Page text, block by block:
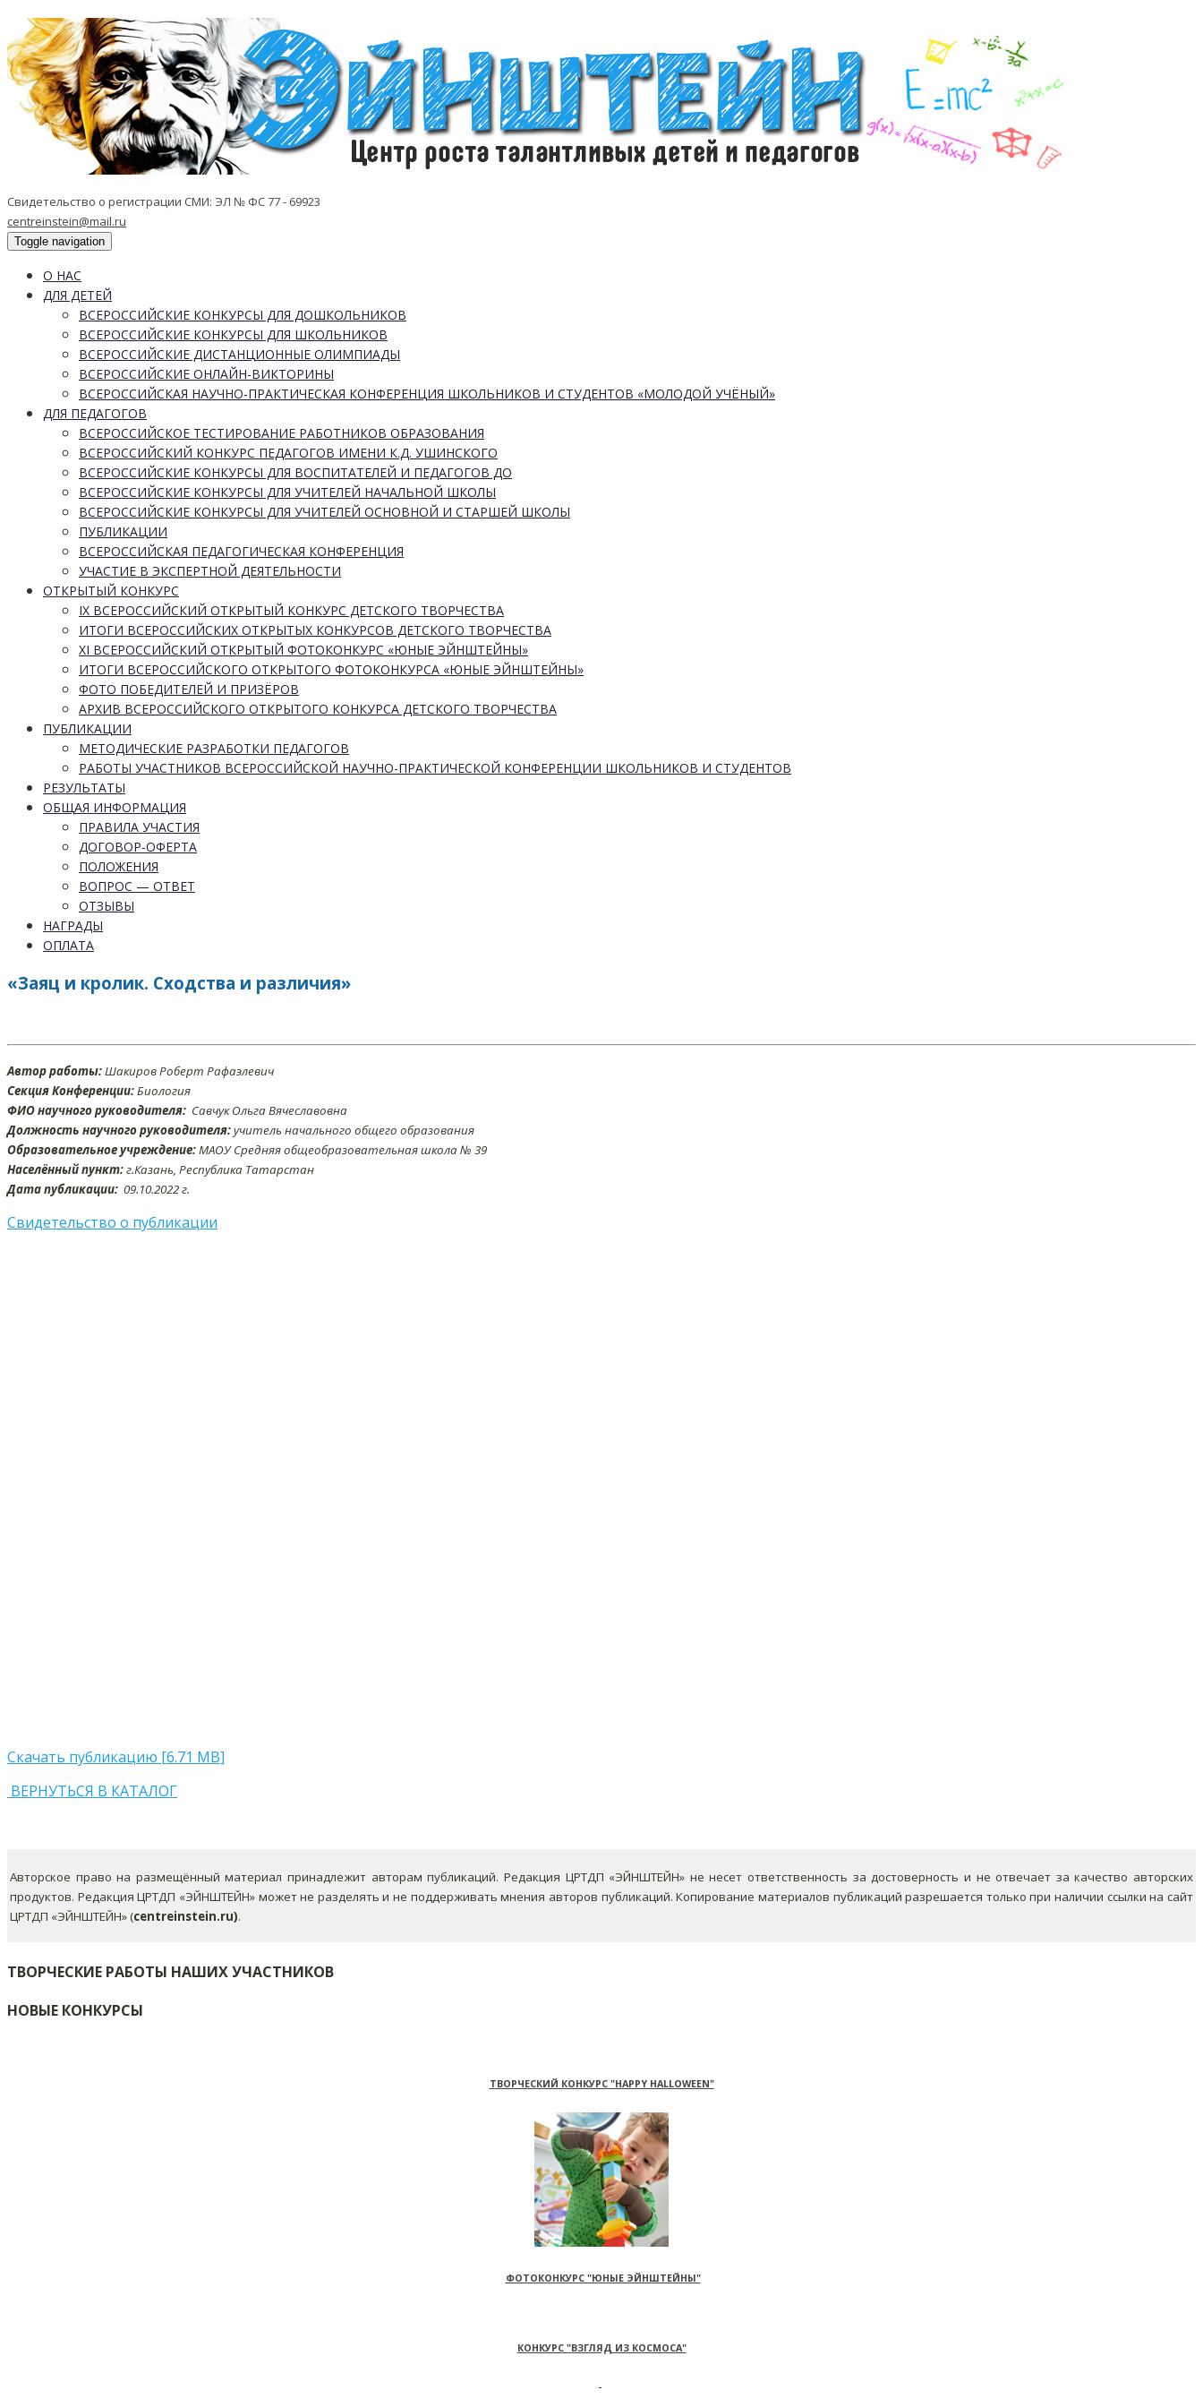
Свидетельство о регистрации СМИ: ЭЛ № ФС 77 - 69923
centreinstein@mail.ru
Toggle navigation
О НАС
ДЛЯ ДЕТЕЙ
ВСЕРОССИЙСКИЕ КОНКУРСЫ ДЛЯ ДОШКОЛЬНИКОВ
ВСЕРОССИЙСКИЕ КОНКУРСЫ ДЛЯ ШКОЛЬНИКОВ
ВСЕРОССИЙСКИЕ ДИСТАНЦИОННЫЕ ОЛИМПИАДЫ
ВСЕРОССИЙСКИЕ ОНЛАЙН-ВИКТОРИНЫ
ВСЕРОССИЙСКАЯ НАУЧНО-ПРАКТИЧЕСКАЯ КОНФЕРЕНЦИЯ ШКОЛЬНИКОВ И СТУДЕНТОВ «МОЛОДОЙ УЧЁНЫЙ»
ДЛЯ ПЕДАГОГОВ
ВСЕРОССИЙСКОЕ ТЕСТИРОВАНИЕ РАБОТНИКОВ ОБРАЗОВАНИЯ
ВСЕРОССИЙСКИЙ КОНКУРС ПЕДАГОГОВ ИМЕНИ К.Д. УШИНСКОГО
ВСЕРОССИЙСКИЕ КОНКУРСЫ ДЛЯ ВОСПИТАТЕЛЕЙ И ПЕДАГОГОВ ДО
ВСЕРОССИЙСКИЕ КОНКУРСЫ ДЛЯ УЧИТЕЛЕЙ НАЧАЛЬНОЙ ШКОЛЫ
ВСЕРОССИЙСКИЕ КОНКУРСЫ ДЛЯ УЧИТЕЛЕЙ ОСНОВНОЙ И СТАРШЕЙ ШКОЛЫ
ПУБЛИКАЦИИ
ВСЕРОССИЙСКАЯ ПЕДАГОГИЧЕСКАЯ КОНФЕРЕНЦИЯ
УЧАСТИЕ В ЭКСПЕРТНОЙ ДЕЯТЕЛЬНОСТИ
ОТКРЫТЫЙ КОНКУРС
IX ВСЕРОССИЙСКИЙ ОТКРЫТЫЙ КОНКУРС ДЕТСКОГО ТВОРЧЕСТВА
ИТОГИ ВСЕРОССИЙСКИХ ОТКРЫТЫХ КОНКУРСОВ ДЕТСКОГО ТВОРЧЕСТВА
XI ВСЕРОССИЙСКИЙ ОТКРЫТЫЙ ФОТОКОНКУРС «ЮНЫЕ ЭЙНШТЕЙНЫ»
ИТОГИ ВСЕРОССИЙСКОГО ОТКРЫТОГО ФОТОКОНКУРСА «ЮНЫЕ ЭЙНШТЕЙНЫ»
ФОТО ПОБЕДИТЕЛЕЙ И ПРИЗЁРОВ
АРХИВ ВСЕРОССИЙСКОГО ОТКРЫТОГО КОНКУРСА ДЕТСКОГО ТВОРЧЕСТВА
ПУБЛИКАЦИИ
МЕТОДИЧЕСКИЕ РАЗРАБОТКИ ПЕДАГОГОВ
РАБОТЫ УЧАСТНИКОВ ВСЕРОССИЙСКОЙ НАУЧНО-ПРАКТИЧЕСКОЙ КОНФЕРЕНЦИИ ШКОЛЬНИКОВ И СТУДЕНТОВ
РЕЗУЛЬТАТЫ
ОБЩАЯ ИНФОРМАЦИЯ
ПРАВИЛА УЧАСТИЯ
ДОГОВОР-ОФЕРТА
ПОЛОЖЕНИЯ
ВОПРОС — ОТВЕТ
ОТЗЫВЫ
НАГРАДЫ
ОПЛАТА
«Заяц и кролик. Сходства и различия»
Автор работы:Шакиров Роберт Рафаэлевич
Секция Конференции:Биология
ФИО научного руководителя: Савчук Ольга Вячеславовна
Должность научного руководителя:учитель начального общего образования
Образовательное учреждение:МАОУ Средняя общеобразовательная школа № 39
Населённый пункт:г.Казань, Республика Татарстан
Дата публикации: 09.10.2022 г.
Свидетельство о публикации
Скачать публикацию [6.71 MB]
ВЕРНУТЬСЯ В КАТАЛОГ
Авторское право на размещённый материал принадлежит авторам публикаций. Редакция ЦРТДП «ЭЙНШТЕЙН» не несет ответственность за достоверность и не отвечает за качество авторских
продуктов. Редакция ЦРТДП «ЭЙНШТЕЙН» может не разделять и не поддерживать мнения авторов публикаций.Копирование материалов публикаций разрешается только при наличии ссылки на сайт
ЦРТДП «ЭЙНШТЕЙН» (centreinstein.ru).
ТВОРЧЕСКИЕ РАБОТЫ НАШИХ УЧАСТНИКОВ
НОВЫЕ КОНКУРСЫ
ТВОРЧЕСКИЙ КОНКУРС "HAPPY HALLOWEEN"
ФОТОКОНКУРС "ЮНЫЕ ЭЙНШТЕЙНЫ"
КОНКУРС "ВЗГЛЯД ИЗ КОСМОСА"